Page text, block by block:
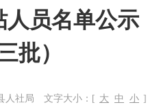
人员名单公示
批）
人社局 文字大小：[ 大 中 小 ]